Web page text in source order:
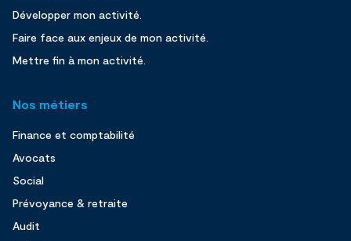
Développer mon activité.
Faire face aux enjeux de mon activité.
Mettre fin à mon activité.
Nos métiers
Finance et comptabilité
Avocats
Social
Prévoyance & retraite
Audit